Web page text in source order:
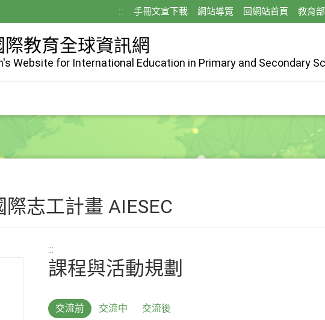
::: 手冊文宣下載 網站導覽 回網站首頁 教育
教育全球資訊網
Website for International Education in Primary and Secondary
志工計畫 AIESEC
:::
課程與活動規劃
交流前 交流中 交流後